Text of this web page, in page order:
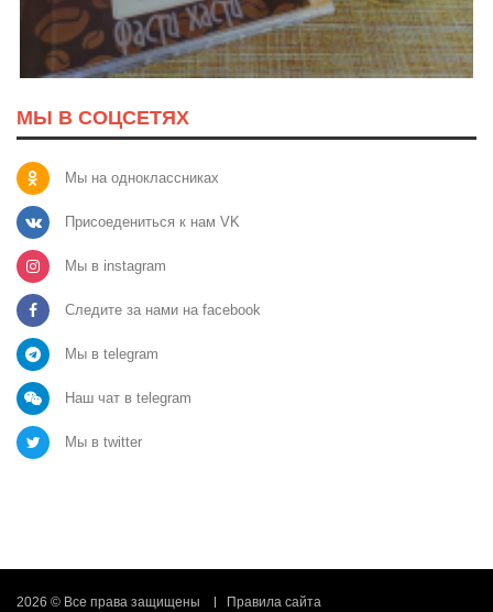
МЫ В СОЦСЕТЯХ
Мы на одноклассниках
Присоедениться к нам VK
Мы в instagram
Следите за нами на facebook
Мы в telegram
Наш чат в telegram
Мы в twitter
2026 © Все права защищены Правила сайта